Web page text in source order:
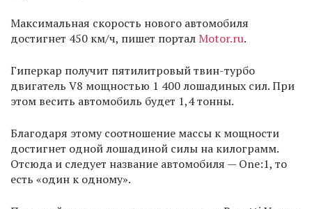
Максимальная скорость нового автомобиля
достигнет 450 км/ч, пишет порталMotor.ru.
Гиперкар получит пятилитровый твин-турбо
двигатель V8 мощностью 1 400 лошадиных сил. При
этом весить автомобиль будет 1,4 тонны.
Благодаря этому соотношение массы к мощности
достигнет одной лошадиной силы на килограмм.
Отсюда и следует название автомобиля — One:1, то
есть «один к одному».